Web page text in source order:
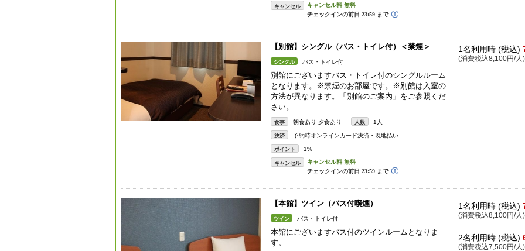
キャンセル
【別館】シングル（バス・トイレ付）＜禁煙＞
シングル バス・トイレ付
別館にございますバス・トイレ付のシングルルーム
となります。※禁煙のお部屋です。※別館は入室の
方法が異なります。「別館のご案内」をご参照くだ
さい。
食事 朝食あり 夕食あり 人数 1人
決済 予約時オンラインカード決済・現地払い
ポイント 1%
キャンセル
1名利用時 (税込)
(消費税込8,100円/人)
【本館】ツイン（バス付喫煙）
ツイン バス・トイレ付
本館にございますバス付のツインルームとなりま
す。
1名利用時 (税込)
(消費税込8,100円/人)
2名利用時 (税込)
(消費税込7,500円/人)